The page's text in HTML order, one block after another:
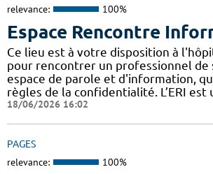
relevance: 100%
Espace Rencontre
Ce lieu est à votre disposition à
pour rencontrer un professionnel de
espace de parole et d'information,
règles de la confidentialité. L’ERI est
18/06/2026 16:02
PAGES
relevance: 100%